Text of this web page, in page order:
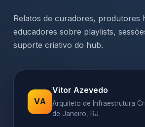
Relatos de curadores, produtores
educadores sobre playlists,
suporte criativo do hub.
VA
Vitor Azevedo
Arquiteto de Infraestrutura
de Janeiro, RJ